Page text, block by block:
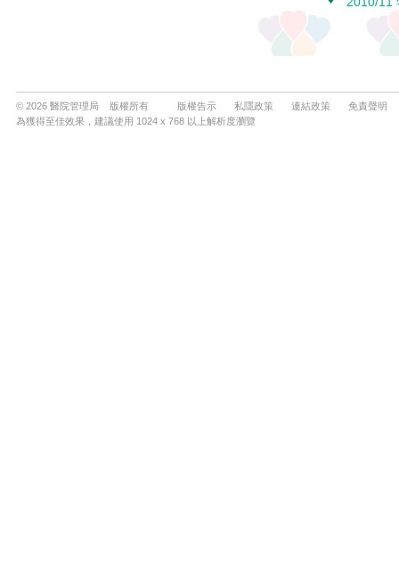
© 2026 醫院管理局 版權所有 版權告示 私隱政策 連結政策
免責聲明
為獲得至佳效果，建議使用 1024 x 768 以上解析度瀏覽